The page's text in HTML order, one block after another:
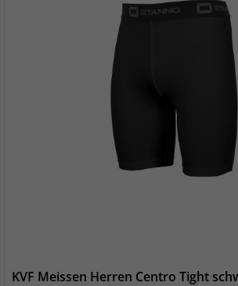
KVF Meissen Herren Centro Tight